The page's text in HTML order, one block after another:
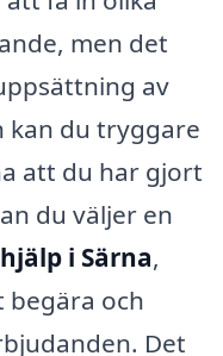
men det
av
kan du tryggare
att du har gjort
du väljer en
i Särna,
begära och
Det